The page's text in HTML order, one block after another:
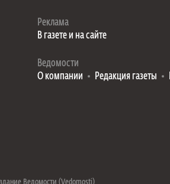
Реклама
В газете и на сайте
Ведомости
О компании
Редакция газеты
Ведомости (Vedomosti)